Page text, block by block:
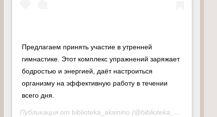
Предлагаем принять участие в утренней
гимнастике. Этот комплекс упражнений заряжает
бодростью и энергией, даёт настроиться
организму на эффективную работу в течении
всего дня.
Публикация от biblioteka_aksinino (@biblioteka_aksinino25)